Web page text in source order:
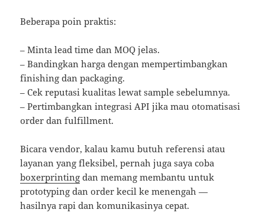
Beberapa poin praktis:
– Minta lead time dan MOQ jelas.
– Bandingkan harga dengan mempertimbangkan
finishing dan packaging.
– Cek reputasi kualitas lewat sample sebelumnya.
– Pertimbangkan integrasi API jika mau otomatisasi
order dan fulfillment.
Bicara vendor, kalau kamu butuh referensi atau
layanan yang fleksibel, pernah juga saya coba
boxerprinting dan memang membantu untuk
prototyping dan order kecil ke menengah —
hasilnya rapi dan komunikasinya cepat.